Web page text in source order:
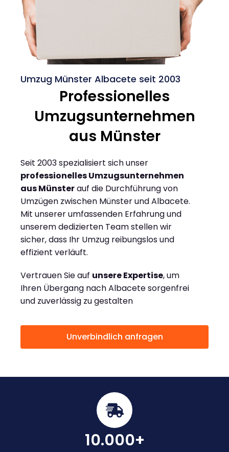
Umzug Münster Albacete seit 2003
Professionelles
Umzugsunternehmen
aus Münster
Seit 2003 spezialisiert sich unser
professionelles Umzugsunternehmen
aus Münsterauf die Durchführung von
Umzügen zwischen Münster und Albacete.
Mit unserer umfassenden Erfahrung und
unserem dedizierten Team stellen wir
sicher, dass Ihr Umzug reibungslos und
effizient verläuft.
Vertrauen Sie auf unsere Expertise, um
Ihren Übergang nach Albacete sorgenfrei
und zuverlässig zu gestalten
Unverbindlich anfragen
10.000+